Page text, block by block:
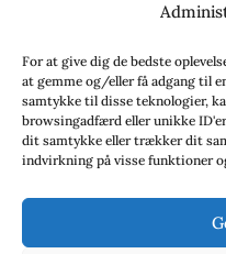
For at give dig de bedste
at gemme og/eller få adgang til
samtykke til disse teknologier,
browsingadfærd eller unikke
dit samtykke eller trækker dit
indvirkning på visse funktioner
Storbritannien:
Association (TA)
Sverige:
Sverige: